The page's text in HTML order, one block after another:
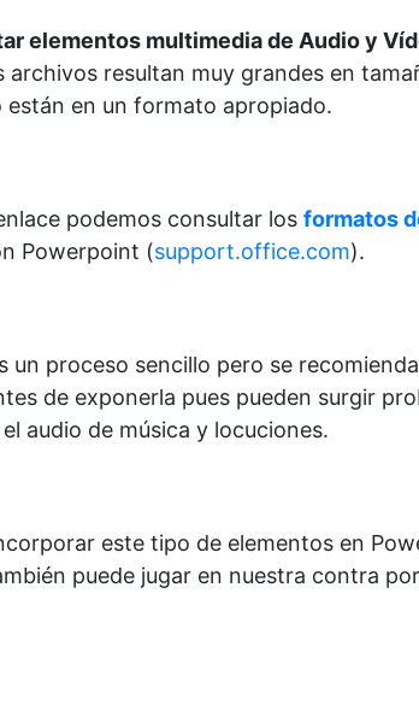
elementos multimedia de Audio y
archivos resultan muy grandes en
están en un formato apropiado.
podemos consultar los formatos
Powerpoint (support.office.com).
un proceso sencillo pero se
de exponerla pues pueden surgir
audio de música y locuciones.
este tipo de elementos en
puede jugar en nuestra contra